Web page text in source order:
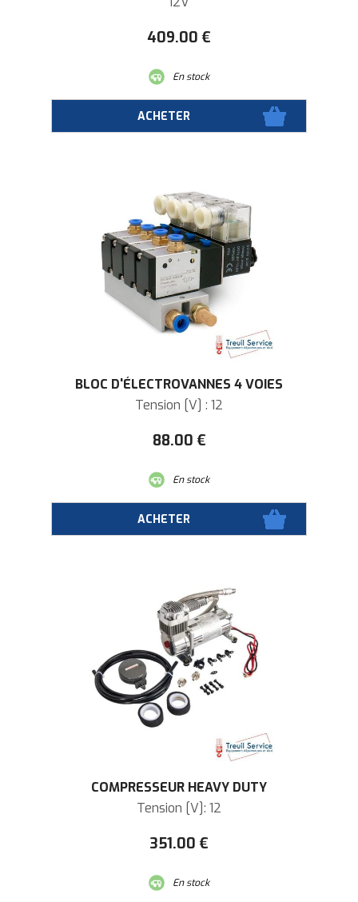
409.00 €
En stock
BLOC D'ÉLECTROVANNES 4 VOIES
Tension [V] : 12
88.00 €
En stock
COMPRESSEUR HEAVY DUTY
Tension [V]: 12
351.00 €
En stock